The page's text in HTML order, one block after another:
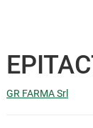
GR FARMA Srl